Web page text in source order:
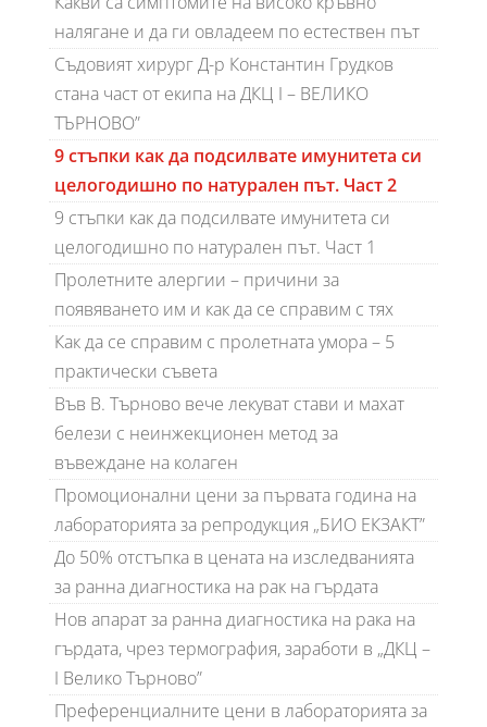
налягане и да ги овладеем по естествен път
Съдовият хирург Д-р Константин Грудков
стана част от екипа на ДКЦ I – ВЕЛИКО
ТЪРНОВО”
9 стъпки как да подсилвате имунитета си
целогодишно по натурален път. Част 2
9 стъпки как да подсилвате имунитета си
целогодишно по натурален път. Част 1
Пролетните алергии – причини за
появяването им и как да се справим с тях
Как да се справим с пролетната умора – 5
практически съвета
Във В. Търново вече лекуват стави и махат
белези с неинжекционен метод за
въвеждане на колаген
Промоционални цени за първата година на
лабораторията за репродукция „БИО ЕКЗАКТ”
До 50% отстъпка в цената на изследванията
за ранна диагностика на рак на гърдата
Нов апарат за ранна диагностика на рака на
гърдата, чрез термография, заработи в „ДКЦ –
I Велико Търново”
Преференциалните цени в лабораторията за